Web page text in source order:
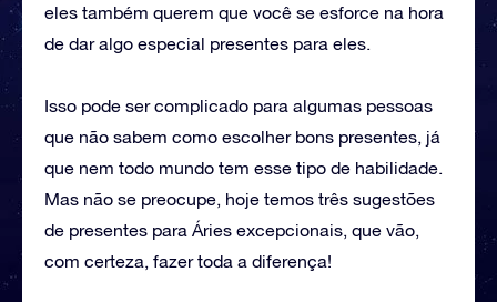
eles também querem que você se esforce na hora
de dar algo especial presentes para eles.
Isso pode ser complicado para algumas pessoas
que não sabem como escolher bons presentes, já
que nem todo mundo tem esse tipo de habilidade.
Mas não se preocupe, hoje temos três sugestões
de presentes para Áries excepcionais, que vão,
com certeza, fazer toda a diferença!